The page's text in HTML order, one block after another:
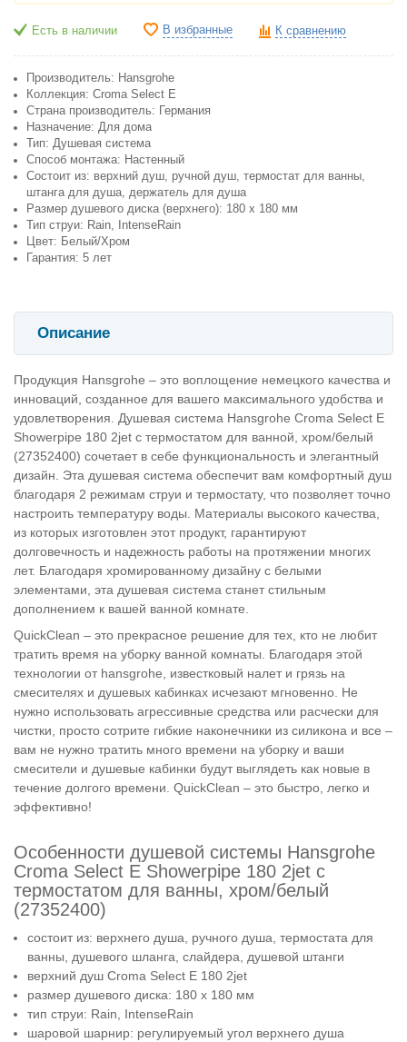
Есть в наличии В избранные К сравнению
Производитель: Hansgrohe
Коллекция: Croma Select E
Страна производитель: Германия
Назначение: Для дома
Тип: Душевая система
Способ монтажа: Настенный
Состоит из: верхний душ, ручной душ, термостат для ванны,
штанга для душа, держатель для душа
Размер душевого диска (верхнего): 180 х 180 мм
Тип струи: Rain, IntenseRain
Цвет: Белый/Хром
Гарантия: 5 лет
Описание
Продукция Hansgrohe – это воплощение немецкого качества и
инноваций, созданное для вашего максимального удобства и
удовлетворения. Душевая система Hansgrohe Croma Select E
Showerpipe 180 2jet с термостатом для ванной, хром/белый
(27352400) сочетает в себе функциональность и элегантный
дизайн. Эта душевая система обеспечит вам комфортный душ
благодаря 2 режимам струи и термостату, что позволяет точно
настроить температуру воды. Материалы высокого качества,
из которых изготовлен этот продукт, гарантируют
долговечность и надежность работы на протяжении многих
лет. Благодаря хромированному дизайну с белыми
элементами, эта душевая система станет стильным
дополнением к вашей ванной комнате.
QuickClean – это прекрасное решение для тех, кто не любит
тратить время на уборку ванной комнаты. Благодаря этой
технологии от hansgrohe, известковый налет и грязь на
смесителях и душевых кабинках исчезают мгновенно. Не
нужно использовать агрессивные средства или расчески для
чистки, просто сотрите гибкие наконечники из силикона и все –
вам не нужно тратить много времени на уборку и ваши
смесители и душевые кабинки будут выглядеть как новые в
течение долгого времени. QuickClean – это быстро, легко и
эффективно!
Особенности душевой системы Hansgrohe
Croma Select E Showerpipe 180 2jet с
термостатом для ванны, хром/белый
(27352400)
состоит из: верхнего душа, ручного душа, термостата для
ванны, душевого шланга, слайдера, душевой штанги
верхний душ Croma Select E 180 2jet
размер душевого диска: 180 x 180 мм
тип струи: Rain, IntenseRain
шаровой шарнир: регулируемый угол верхнего душа